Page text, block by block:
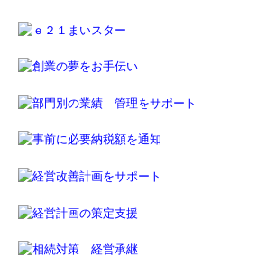
グループ通算（有利・不利）判定
補助金・助成金・融資情報
関与先向け融資商品ご紹介
経営者お役立ち情報